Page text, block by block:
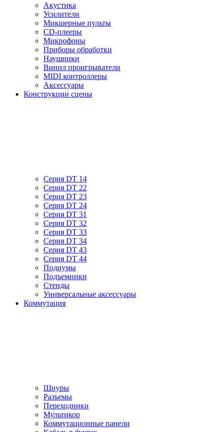
Акустика
Усилители
Микшерные пульты
CD-плееры
Микрофоны
Приборы обработки
Наушники
Винил проигрыватели
MIDI контроллеры
Аксессуары
Конструкции сцены
Серия DT 14
Серия DT 22
Серия DT 23
Серия DT 24
Серия DT 31
Серия DT 32
Серия DT 33
Серия DT 34
Серия DT 43
Серия DT 44
Подиумы
Подъемники
Стенды
Универсальные аксессуары
Коммутация
Шнуры
Разъемы
Переходники
Мультикор
Коммутационные панели